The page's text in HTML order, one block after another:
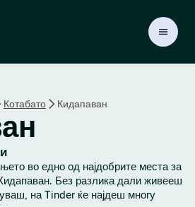
Котабато Кидапаван
во едно од најдобрите места за
Без разлика дали живееш
на Tinder ќе најдеш многу